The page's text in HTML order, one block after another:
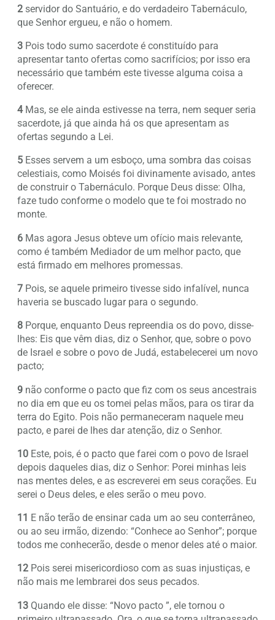
2 servidor do Santuário, e do verdadeiro Tabernáculo,
que Senhor ergueu, e não o homem.
3 Pois todo sumo sacerdote é constituído para
apresentar tanto ofertas como sacrifícios; por isso era
necessário que também este tivesse alguma coisa a
oferecer.
4Mas, se ele ainda estivesse na terra, nem sequer seria
sacerdote, já que ainda há os que apresentam as
ofertas segundo a Lei.
5 Esses servem a um esboço, uma sombra das coisas
celestiais, como Moisés foi divinamente avisado, antes
de construir o Tabernáculo. Porque Deus disse: Olha,
faze tudo conforme o modelo que te foi mostrado no
monte.
6 Mas agora Jesus obteve um ofício mais relevante,
como é também Mediador de um melhor pacto, que
está firmado em melhores promessas.
7 Pois, se aquele primeiro tivesse sido infalível, nunca
haveria se buscado lugar para o segundo.
8 Porque, enquanto Deus repreendia os do povo, disse-
lhes: Eis que vêm dias, diz o Senhor, que, sobre o povo
de Israel e sobre o povo de Judá, estabelecerei um novo
pacto;
9 não conforme o pacto que fiz com os seus ancestrais
no dia em que eu os tomei pelas mãos, para os tirar da
terra do Egito. Pois não permaneceram naquele meu
pacto, e parei de lhes dar atenção, diz o Senhor.
10 Este, pois, é o pacto que farei com o povo de Israel
depois daqueles dias, diz o Senhor: Porei minhas leis
nas mentes deles, e as escreverei em seus corações. Eu
serei o Deus deles, e eles serão o meu povo.
11 E não terão de ensinar cada um ao seu conterrâneo,
ou ao seu irmão, dizendo: “Conhece ao Senhor”; porque
todos me conhecerão, desde o menor deles até o maior.
12 Pois serei misericordioso com as suas injustiças, e
não mais me lembrarei dos seus pecados.
13 Quando ele disse: “Novo pacto ”, ele tornou o